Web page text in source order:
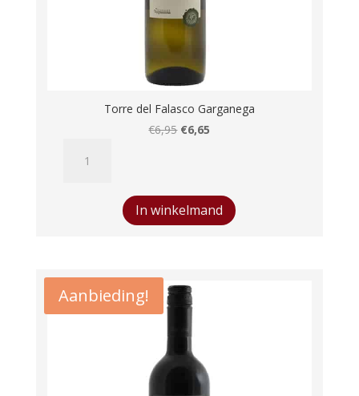
Torre del Falasco Garganega
€6,95 Oorspronkelijke
€6,65
In winkelmand
Aanbieding!